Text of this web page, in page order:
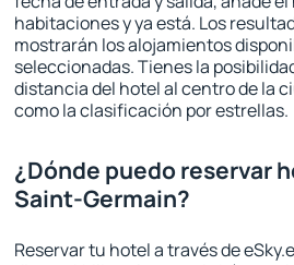
habitaciones y ya está. Los
mostrarán los alojamientos
seleccionadas. Tienes la
distancia del hotel al centro de la
como la clasificación por estrellas.
¿Dónde puedo reservar
Saint-Germain?
Reservar tu hotel a través de